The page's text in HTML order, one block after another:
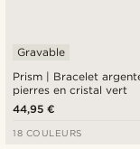
Prism | Bracelet argenté avec
pierres en cristal vert
Gravable
44,95 €
18 COULEURS